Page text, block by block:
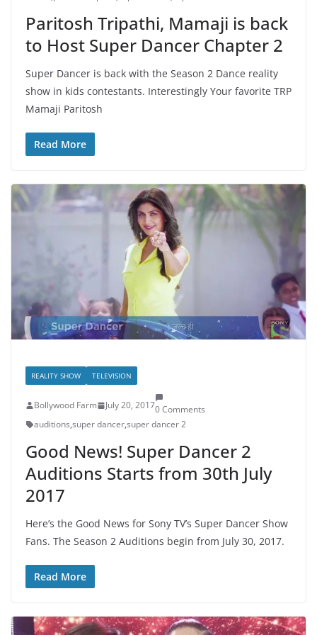
Paritosh Tripathi, Mamaji is back
to Host Super Dancer Chapter 2
Super Dancer is back with the Season 2 Dance reality
show in kids contestants. Interestingly Your favorite TRP
Mamaji Paritosh
Read More
REALITY SHOW TELEVISION
Bollywood Farm July 20, 20170 Comments
auditions,super dancer,super dancer 2
Good News! Super Dancer 2
Auditions Starts from 30th July
2017
Here’s the Good News for Sony TV’s Super Dancer Show
Fans. The Season 2 Auditions begin from July 30, 2017.
Read More